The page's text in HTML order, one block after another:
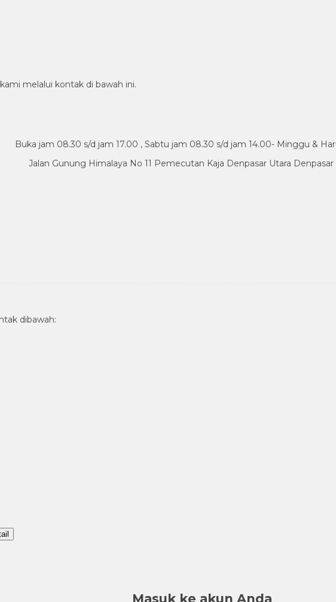
melalui kontak di bawah ini.
Buka jam 08.30 s/d jam 17.00 , Sabtu jam 08.30 s/d jam 14.00- Minggu &
Jalan Gunung Himalaya No 11 Pemecutan Kaja Denpasar Utara Denpasar
dibawah:
Masuk ke akun Anda